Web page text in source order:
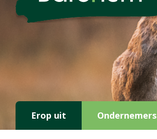
Erop uit Ondernemers